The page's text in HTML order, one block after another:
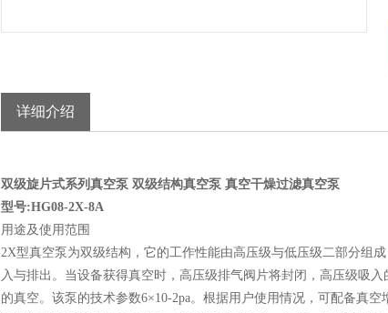
详细介绍
双级旋片式系列真空泵 双级结构真空泵 真空干燥过滤真空泵
型号:HG08-2X-8A
用途及使用范围
2X型真空泵为双级结构，它的工作性能由高压级与低压级二部分组
入与排出。当设备获得真空时，高压级排气阀片将封闭，高压级吸
的真空。该泵的技术参数6×10-2pa。根据用户使用情况，可配备真